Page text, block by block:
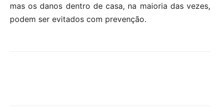
mas os danos dentro de casa, na maioria das vezes,
podem ser evitados com prevenção.